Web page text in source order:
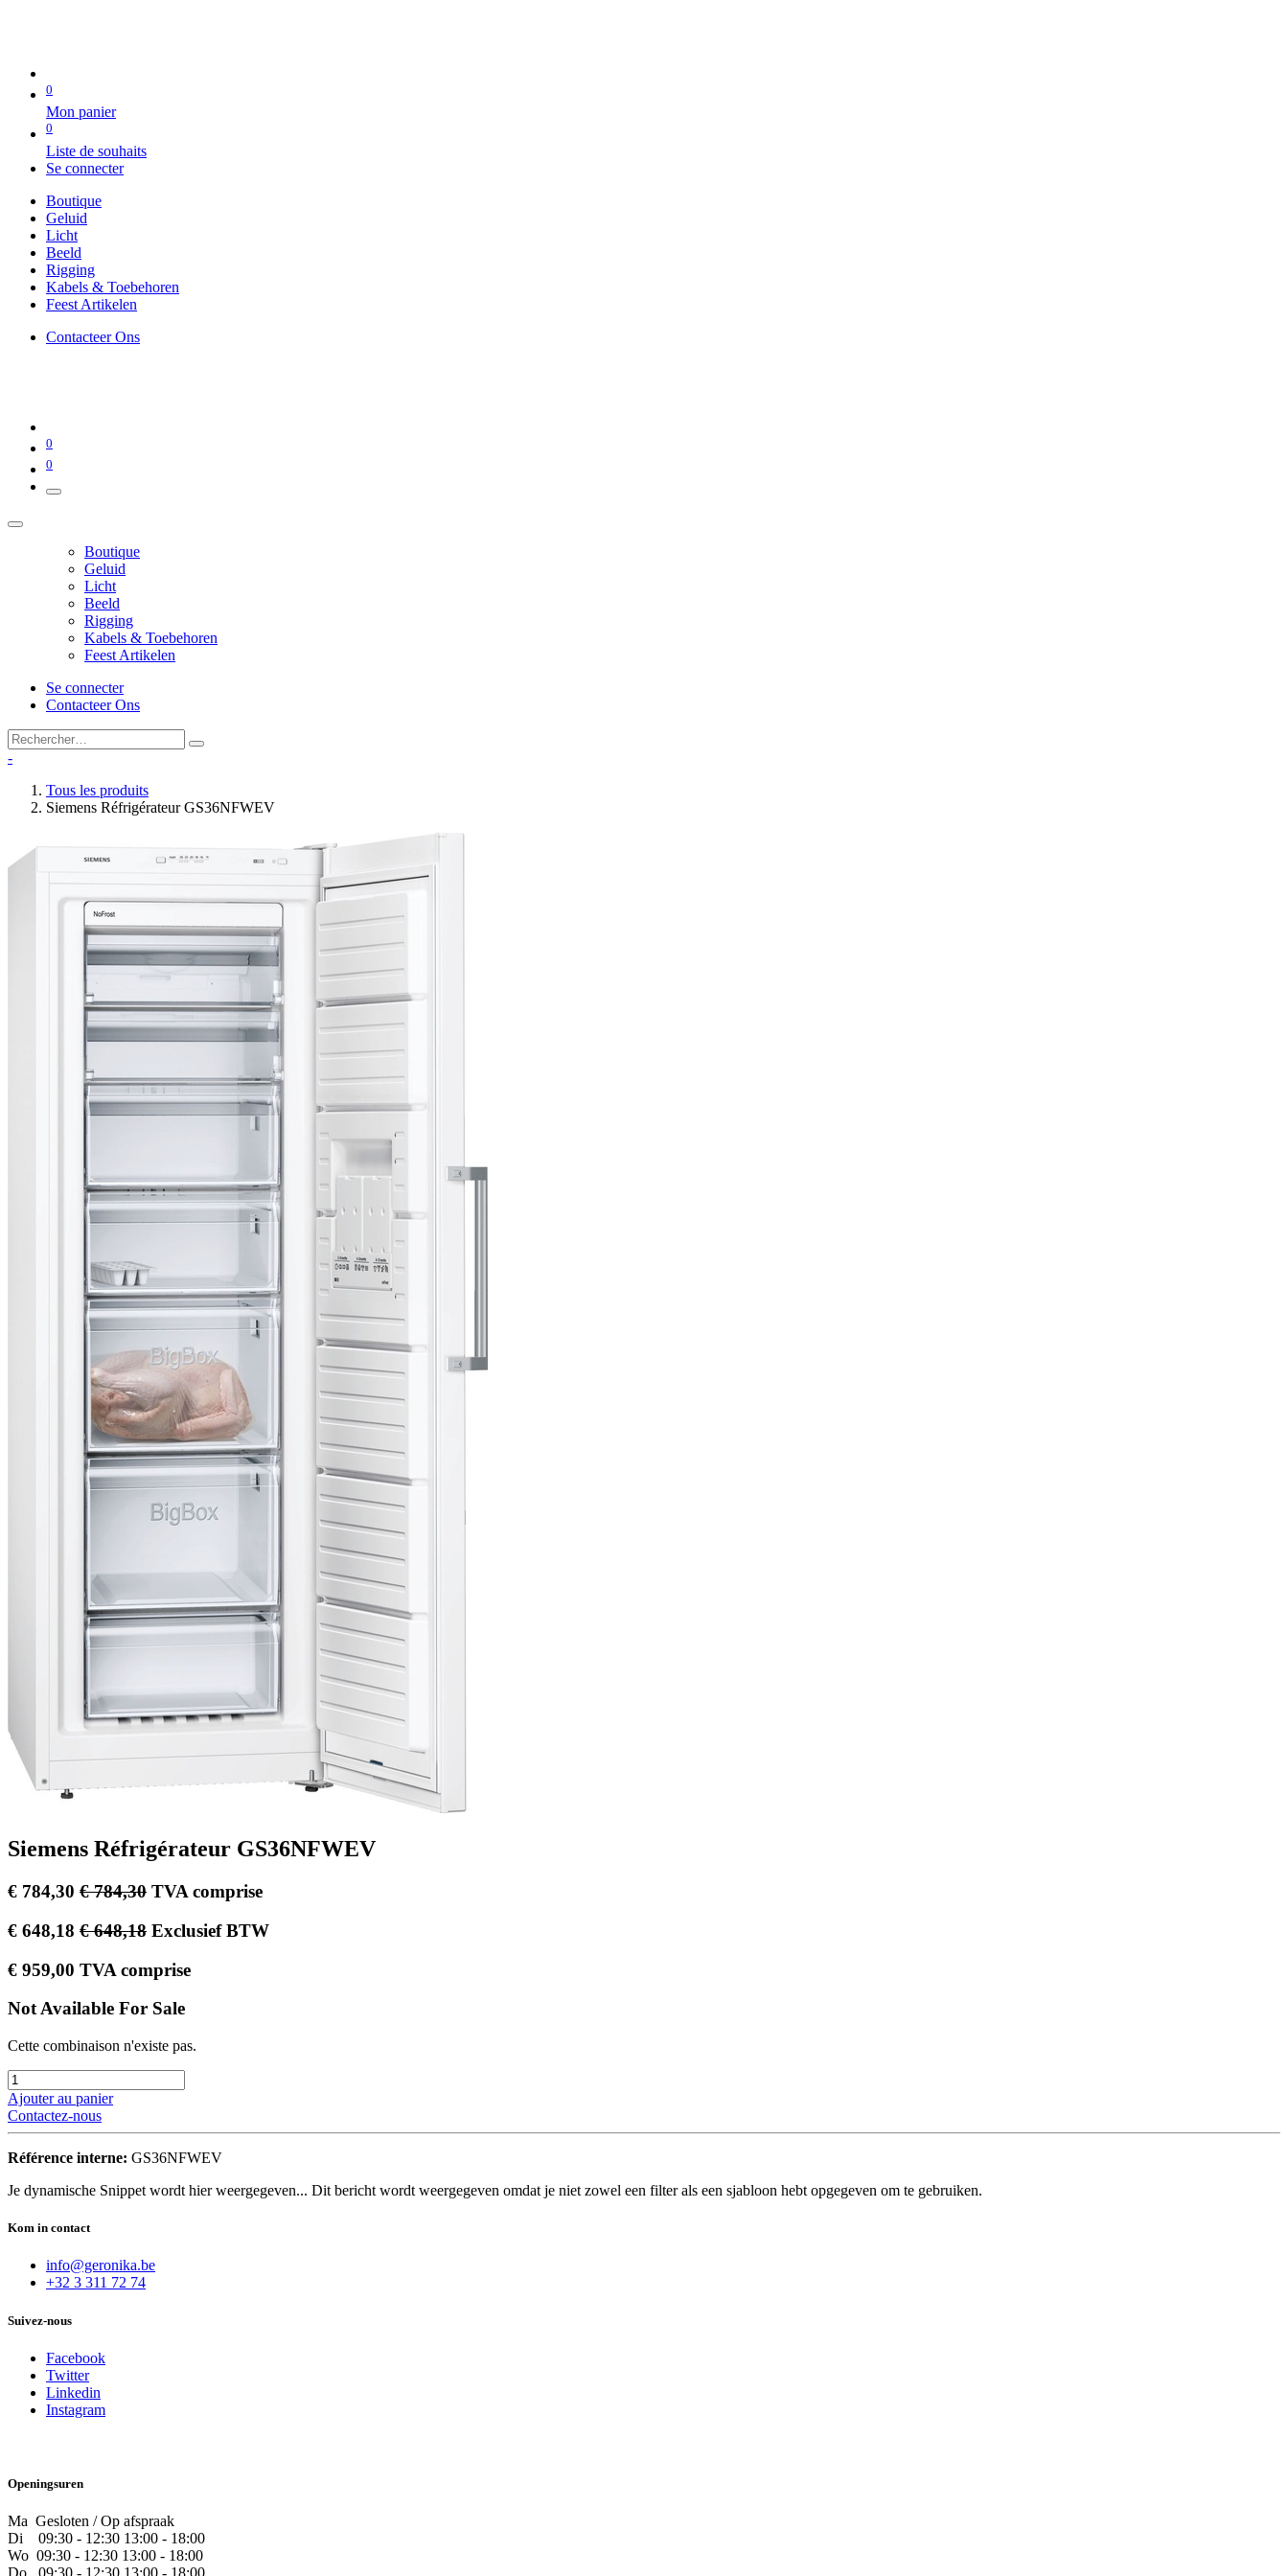
0
Mon panier
0
Liste de souhaits
Se connecter
Boutique
Geluid
Licht
Beeld
Rigging
Kabels & Toebehoren
Feest Artikelen
Contacteer Ons
0
0
Boutique
Geluid
Licht
Beeld
Rigging
Kabels & Toebehoren
Feest Artikelen
Se connecter
Contacteer Ons
-
Tous les produits
Siemens Réfrigérateur GS36NFWEV
Siemens Réfrigérateur GS36NFWEV
€ 784,30 €784,30 TVA comprise
€ 648,18 €648,18 Exclusief BTW
€ 959,00 TVA comprise
Not Available For Sale
Cette combinaison n'existe pas.
Ajouter au panier
Contactez-nous
Référence interne: GS36NFWEV
Je dynamische Snippet wordt hier weergegeven... Dit bericht wordt weergegeven omdat je niet zowel een filter als een sjabloon hebt opgegeven om te gebruiken.
Kom in contact
info@geronika.be
+32 3 311 72 74
Suivez-nous
Facebook
Twitter
Linkedin
Instagram
Openingsuren
Ma Gesloten / Op afspraak
Di 09:30 - 12:30 13:00 - 18:00
Wo 09:30 - 12:30 13:00 - 18:00